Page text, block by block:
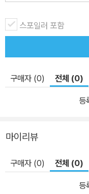
스포일러 포함
구매자 (0) 전체 (0)
등
마이리뷰
구매자 (0) 전체 (0)
등